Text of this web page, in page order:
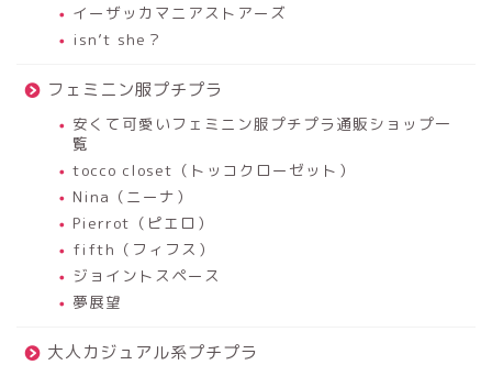
イーザッカマニアストアーズ
isn’t she？
フェミニン服プチプラ
安くて可愛いフェミニン服プチプラ通販ショップ一
覧
tocco closet（トッコクローゼット）
Nina（ニーナ）
Pierrot（ピエロ）
fifth（フィフス）
ジョイントスペース
夢展望
大人カジュアル系プチプラ